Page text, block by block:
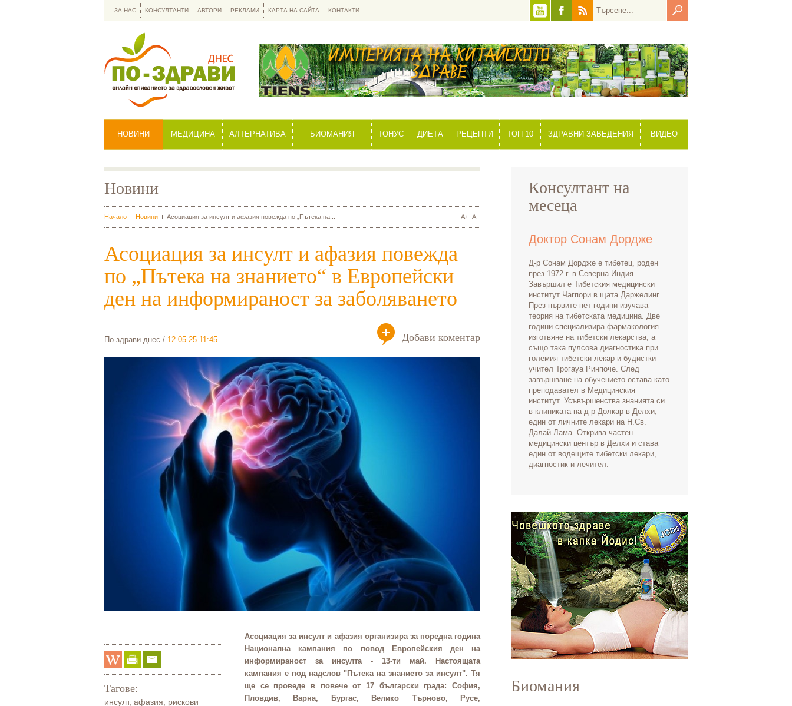
НОВИНИ МЕДИЦИНА АЛТЕРНАТИВА БИОМАНИЯ ТОНУС ДИЕТА РЕЦЕПТИ ТОП 10 ЗДРАВНИ ЗАВЕДЕНИЯ ВИДЕО
ЗА НАС КОНСУЛТАНТИ АВТОРИ РЕКЛАМИ КАРТА НА САЙТА КОНТАКТИ
Новини
Начало Новини Асоциация за инсулт и афазия повежда по „Пътека на... A+ A-
Асоциация за инсулт и афазия повежда
по „Пътека на знанието“ в Европейски
ден на информираност за заболяването
По-здрави днес / 12.05.25 11:45 Добави коментар
Асоциация за инсулт и афазия организира за поредна година
Национална кампания по повод Европейския ден на
информираност за инсулта - 13-ти май. Настоящата
кампания е под надслов "Пътека на знанието за инсулт". Тя
ще се проведе в повече от 17 български града: София,
Пловдив, Варна, Бургас, Велико Търново, Русе,
Тагове:
инсулт, афазия
рискови
Консултант на
месеца
Доктор Сонам Дордже
Д-р Сонам Дордже е тибетец, роден
през 1972 г. в Северна Индия.
Завършил е Тибетския медицински
институт Чагпори в щата Даржелинг.
През първите пет години изучава
теория на тибетската медицина. Две
години специализира фармакология –
изготвяне на тибетски лекарства, а
също така пулсова диагностика при
големия тибетски лекар и будистки
учител Трогауа Ринпоче. След
завършване на обучението остава като
преподавател в Медицинския
институт. Усъвършенства знанията си
в клиниката на д-р Долкар в Делхи,
един от личните лекари на Н.Св.
Далай Лама. Открива частен
медицински център в Делхи и става
един от водещите тибетски лекари,
диагностик и лечител.
Биомания